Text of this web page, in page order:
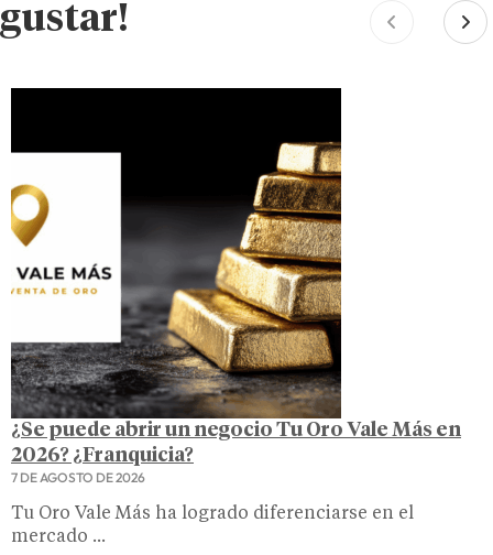
gustar!
¿Se puede abrir un negocio Tu Oro Vale Más en
2026? ¿Franquicia?
7 DE AGOSTO DE 2026
Tu Oro Vale Más ha logrado diferenciarse en el
mercado ...